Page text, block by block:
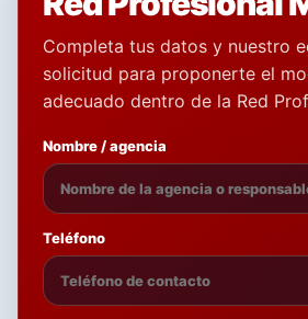
Completa tus datos y nuestro
solicitud para proponerte el
adecuado dentro de la Red
Nombre / agencia
Teléfono